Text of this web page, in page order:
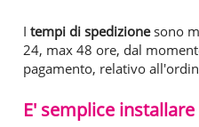
I tempi di spedizionesono
24, max 48 ore, dal
pagamento, relativo
E' semplice